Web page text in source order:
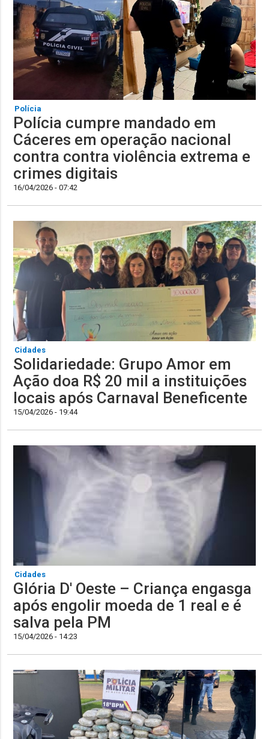
Polícia
Polícia cumpre mandado em
Cáceres em operação nacional
contra contra violência extrema e
crimes digitais
16/04/2026 - 07:42
Cidades
Solidariedade: Grupo Amor em
Ação doa R$ 20 mil a instituições
locais após Carnaval Beneficente
15/04/2026 - 19:44
Cidades
Glória D' Oeste – Criança engasga
após engolir moeda de 1 real e é
salva pela PM
15/04/2026 - 14:23